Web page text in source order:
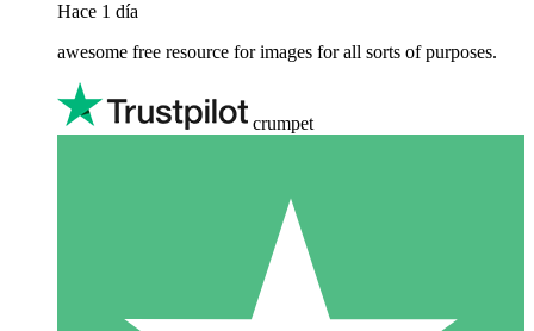
Hace 1 día
awesome free resource for images for all sorts of purposes.
crumpet